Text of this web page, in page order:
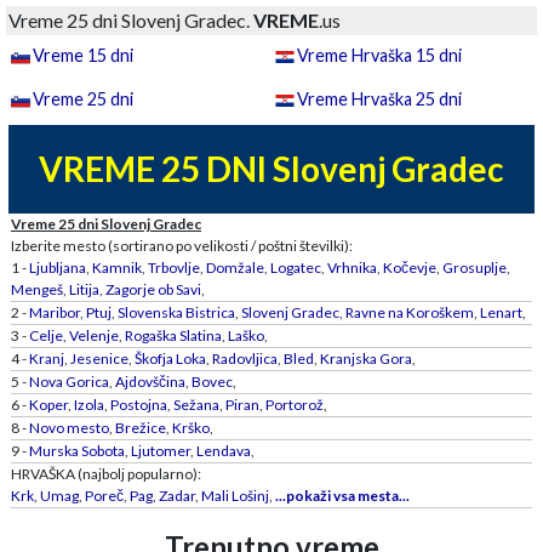
Vreme 25 dni Slovenj Gradec.VREME.us
Vreme 15 dni Vreme Hrvaška 15 dni
Vreme 25 dni Vreme Hrvaška 25 dni
VREME 25 DNI Slovenj Gradec
Vreme 25 dni Slovenj Gradec
Izberite mesto (sortirano po velikosti / poštni številki):
1 -Ljubljana, Kamnik, Trbovlje, Domžale, Logatec, Vrhnika, Kočevje, Grosuplje,
Mengeš, Litija, Zagorje ob Savi,
2 -Maribor, Ptuj, Slovenska Bistrica, Slovenj Gradec, Ravne na Koroškem, Lenart,
3 -Celje, Velenje, Rogaška Slatina, Laško,
4 -Kranj, Jesenice, Škofja Loka, Radovljica, Bled, Kranjska Gora,
5 -Nova Gorica, Ajdovščina, Bovec,
6 -Koper, Izola, Postojna, Sežana, Piran, Portorož,
8 -Novo mesto, Brežice, Krško,
9 -Murska Sobota, Ljutomer, Lendava,
HRVAŠKA (najbolj popularno):
Krk, Umag, Poreč, Pag, Zadar, Mali Lošinj, ...pokaži vsa mesta...